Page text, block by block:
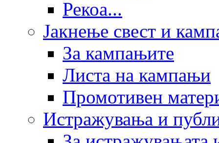
Рекоа...
Јакнење свест и
За кампањите
Листа на кампањи
Промотивен
Истражувања и